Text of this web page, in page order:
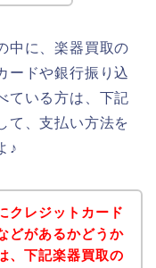
中に、楽器買取の
ードや銀行振り込
ている方は、下記
て、支払い方法を
♪
クレジットカード
どがあるかどうか
、下記楽器買取の